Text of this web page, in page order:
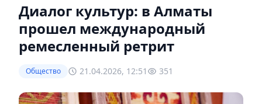
Диалог культур: в Алматы
прошел международный
ремесленный ретрит
Общество 21.04.2026, 12:51 351